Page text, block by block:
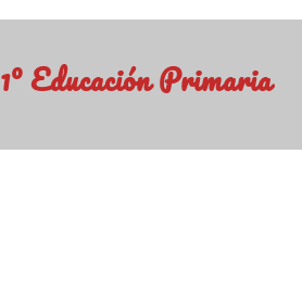
1º Educación Primaria